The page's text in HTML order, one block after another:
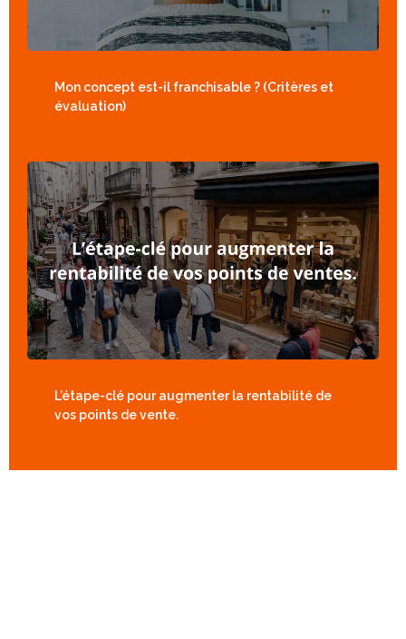
Mon concept est-il franchisable ? (Critères et
évaluation)
L’étape-clé pour augmenter la rentabilité de
vos points de vente.